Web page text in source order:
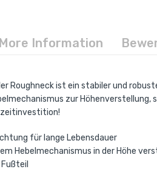
Roughneck ist ein stabiler und
zur
für lange Lebensdauer
Hebelmechanismus in der Höhe
More Information